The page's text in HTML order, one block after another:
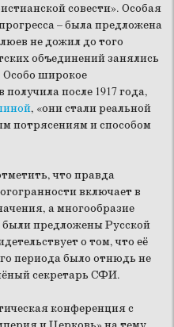
совести». Особая
– была предложена
не дожил до того
объединений занялись
Особо широкое
после 1917 года,
, «они стали реальной
потрясениям и способом
что правда
включает в
а многообразие
были предложены Русской
о том, что её
периода было отнюдь не
секретарь СФИ.
конференция с